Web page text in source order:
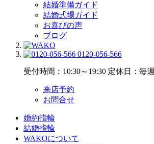
結婚準備ガイド
結婚式場ガイド
お喜びの声
ブログ
0120-056-566
受付時間：10:30～19:30 定休日：毎
来店予約
お問合せ
婚約指輪
結婚指輪
WAKOについて